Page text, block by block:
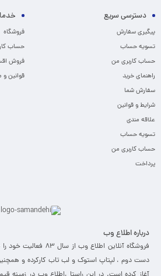
دسترسی سریع
پیگیری سفارش
تسویه حساب
حساب کاربری من
راهنمای خرید
سفارش شما
شرایط و قوانین
علاقه مندی
تسویه حساب
حساب کاربری من
پرداخت
فروشگاه
حساب
فروش
قوانین و
درباره اطلاع وب
فروشگاه آنلاین اطلاع
دست دوم ، لپتاپ استوک و لب تاب کارکرده و